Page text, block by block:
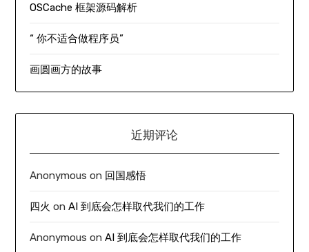
OSCache 框架源码解析
“ 你不适合做程序员”
画圆画方的故事
近期评论
Anonymous on 回国感悟
四火 onAI 到底会怎样取代我们的工作
Anonymous onAI 到底会怎样取代我们的工作